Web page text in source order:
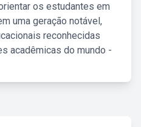
os estudantes em
uma geração notável,
reconhecidas
acadêmicas do mundo -